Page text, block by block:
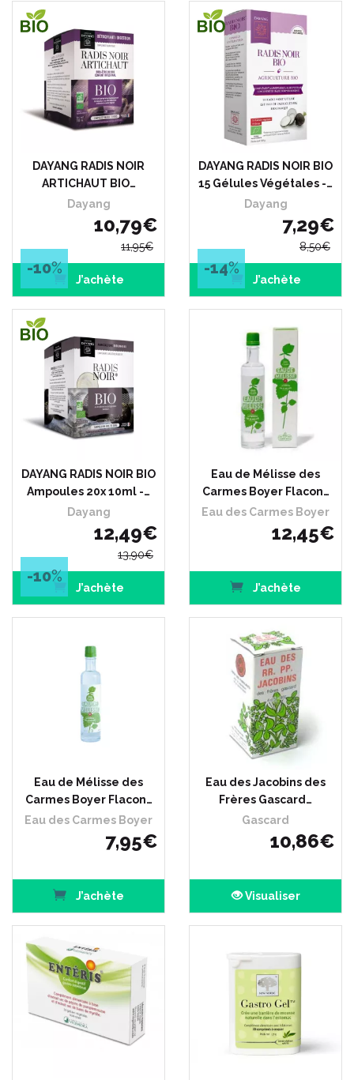
DAYANG RADIS NOIR
ARTICHAUT BIO…
Dayang
10,79€
11,95€
-10%
J’achète
DAYANG RADIS NOIR BIO
15 Gélules Végétales -…
Dayang
7,29€
8,50€
-14%
J’achète
DAYANG RADIS NOIR BIO
Ampoules 20x 10ml -…
Dayang
12,49€
13,90€
-10%
J’achète
Eau de Mélisse des
Carmes Boyer Flacon…
Eau des Carmes Boyer
12,45€
J’achète
Eau de Mélisse des
Carmes Boyer Flacon…
Eau des Carmes Boyer
7,95€
J’achète
Eau des Jacobins des
Frères Gascard…
Gascard
10,86€
Visualiser